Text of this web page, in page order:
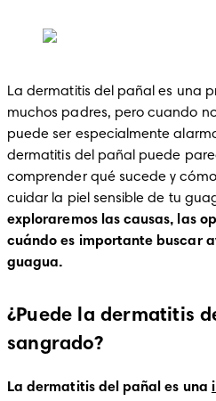
La dermatitis del pañal es una
muchos padres, pero cuando
puede ser especialmente
dermatitis del pañal puede
comprender qué sucede y
exploraremos las causas, las
cuándo es importante buscar
guagua.
¿Puede la dermatitis
sangrado?
La dermatitis del pañal es una